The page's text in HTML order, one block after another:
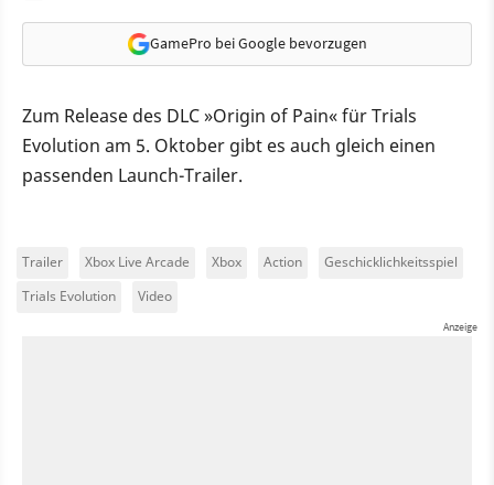
GamePro bei Google bevorzugen
Zum Release des DLC »Origin of Pain« für Trials
Evolution am 5. Oktober gibt es auch gleich einen
passenden Launch-Trailer.
Trailer Xbox Live Arcade Xbox Action
Geschicklichkeitsspiel
Trials Evolution
Video